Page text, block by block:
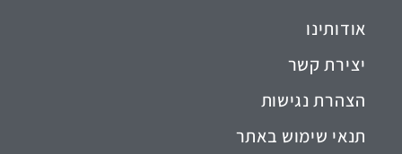
אודותינו
יצירת קשר
הצהרת נגישות
תנאי שימוש באתר